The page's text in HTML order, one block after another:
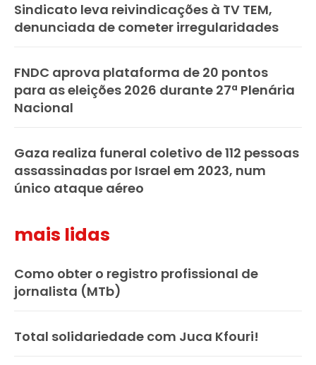
Sindicato leva reivindicações à TV TEM,
denunciada de cometer irregularidades
FNDC aprova plataforma de 20 pontos
para as eleições 2026 durante 27ª Plenária
Nacional
Gaza realiza funeral coletivo de 112 pessoas
assassinadas por Israel em 2023, num
único ataque aéreo
mais lidas
Como obter o registro profissional de
jornalista (MTb)
Total solidariedade com Juca Kfouri!